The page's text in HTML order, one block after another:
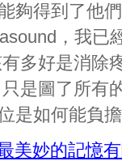
夠得到了他
，我已
多好是消除
是圖了所有
是如何能負
美妙的記憶